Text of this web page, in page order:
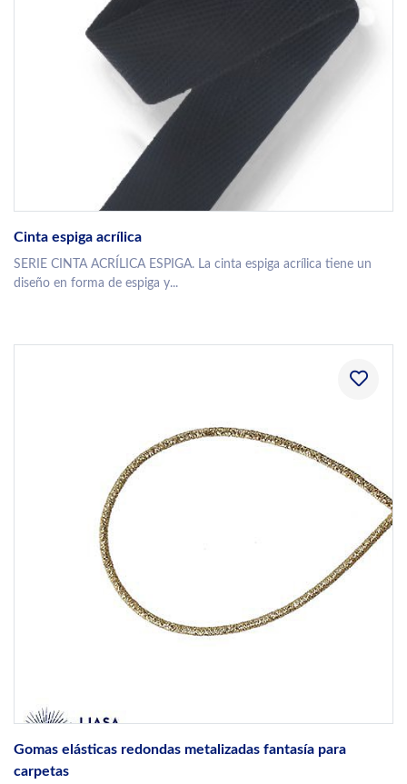
Cinta espiga acrílica
SERIE CINTA ACRÍLICA ESPIGA. La cinta espiga acrílica tiene un
diseño en forma de espiga y...
Gomas elásticas redondas metalizadas fantasía para
carpetas